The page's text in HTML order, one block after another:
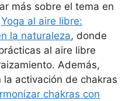
más sobre el tema en
Yoga al aire libre:
la naturaleza, donde
al aire libre
Además,
activación de chakras
chakras con